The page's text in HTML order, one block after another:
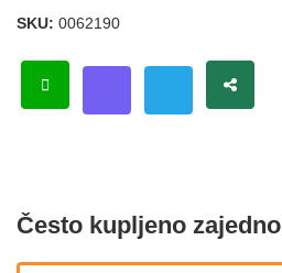
SKU: 0062190
Često kupljeno zajedno